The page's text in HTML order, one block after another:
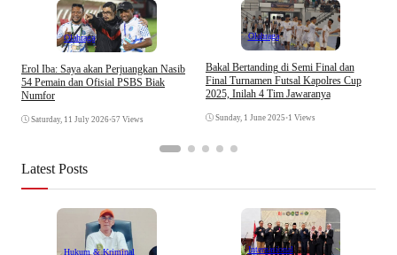
Olahraga
Erol Iba: Saya akan Perjuangkan Nasib
54 Pemain dan Ofisial PSBS Biak
Numfor
Saturday, 11 July 2026•57 Views
Olahraga
Bakal Bertanding di Semi Final dan
Final Turnamen Futsal Kapolres Cup
2025, Inilah 4 Tim Jawaranya
Sunday, 1 June 2025 •1 Views
Latest Posts
Hukum & Kriminal Internasional